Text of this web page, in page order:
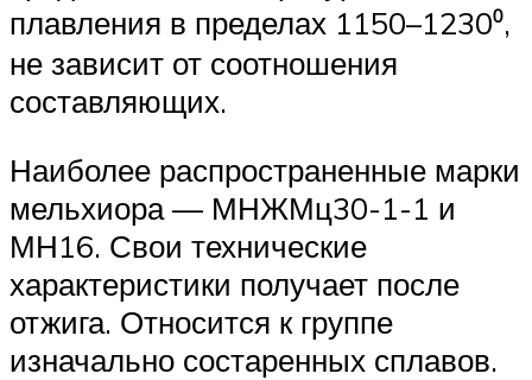
плавления в пределах 1150–1230⁰,
не зависит от соотношения
составляющих.
Наиболее распространенные марки
мельхиора — МНЖМц30-1-1 и
МН16. Свои технические
характеристики получает после
отжига. Относится к группе
изначально состаренных сплавов.